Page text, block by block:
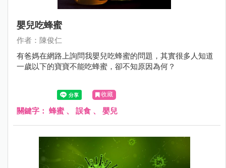
嬰兒吃蜂蜜
作者：陳俊仁
有爸媽在網路上詢問我嬰兒吃蜂蜜的問題，其實很多人知道
一歲以下的寶寶不能吃蜂蜜，卻不知原因為何？
收藏
關鍵字： 蜂蜜、 誤食 、 嬰兒